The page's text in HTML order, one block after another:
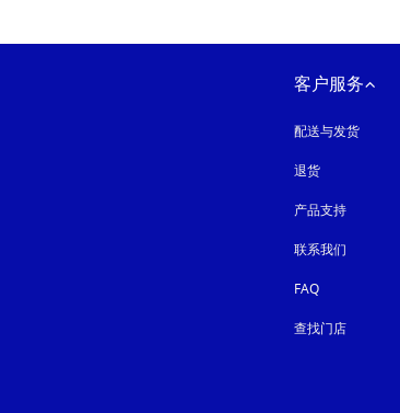
客户服务
配送与发货
退货
产品支持
联系我们
FAQ
查找门店